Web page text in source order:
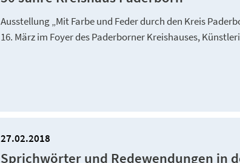
Ausstellung „Mit Farbe und Feder durch den Kreis
16. März im Foyer des Paderborner Kreishauses,
27.02.2018
Sprichwörter und Redewendungen in